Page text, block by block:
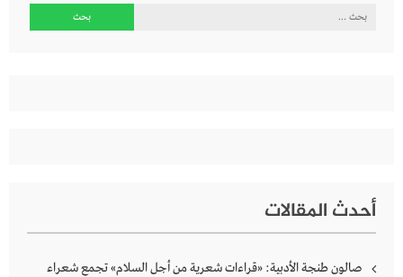
البحث
أحدث المقالات
صالون طنجة الأدبية: «قراءات شعرية من أجل السلام» تجمع شعراء